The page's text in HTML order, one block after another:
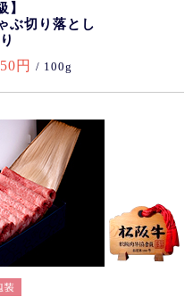
】
ぶ切り落とし
円 / 100g